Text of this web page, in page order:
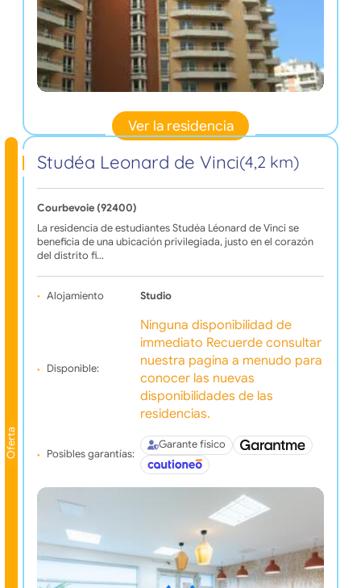
Ver la residencia
Oferta
Studéa Leonard de Vinci(4,2 km)
Courbevoie (92400)
La residencia de estudiantes Studéa Léonard de Vinci se
beneficia de una ubicación privilegiada, justo en el corazón
del distrito fi…
Alojamiento Studio
Disponible:
Ninguna disponibilidad de
immediato Recuerde consultar
nuestra pagina a menudo para
conocer las nuevas
disponibilidades de las
residencias.
Posibles garantías:
Garante físico